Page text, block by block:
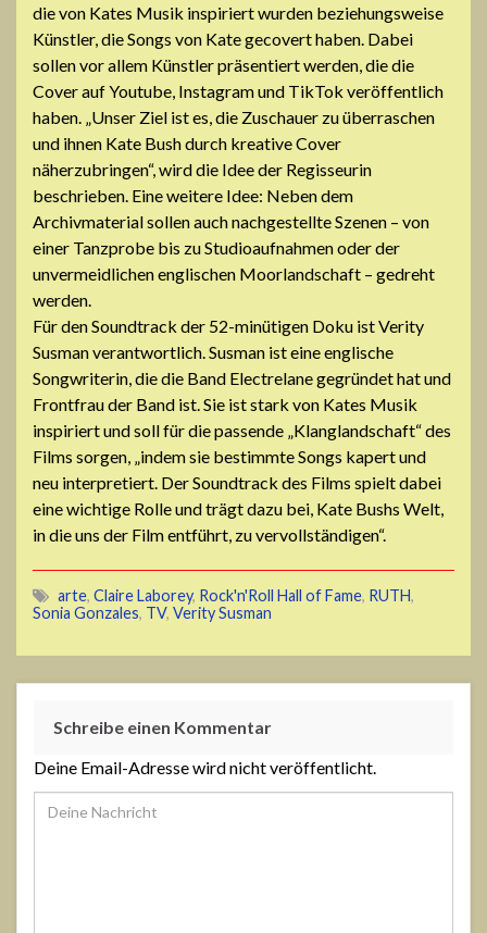
die von Kates Musik inspiriert wurden beziehungsweise
Künstler, die Songs von Kate gecovert haben. Dabei
sollen vor allem Künstler präsentiert werden, die die
Cover auf Youtube, Instagram und TikTok veröffentlich
haben. „Unser Ziel ist es, die Zuschauer zu überraschen
und ihnen Kate Bush durch kreative Cover
näherzubringen“, wird die Idee der Regisseurin
beschrieben. Eine weitere Idee: Neben dem
Archivmaterial sollen auch nachgestellte Szenen – von
einer Tanzprobe bis zu Studioaufnahmen oder der
unvermeidlichen englischen Moorlandschaft – gedreht
werden.
Für den Soundtrack der 52-minütigen Doku ist Verity
Susman verantwortlich. Susman ist eine englische
Songwriterin, die die Band Electrelane gegründet hat und
Frontfrau der Band ist. Sie ist stark von Kates Musik
inspiriert und soll für die passende „Klanglandschaft“ des
Films sorgen, „indem sie bestimmte Songs kapert und
neu interpretiert. Der Soundtrack des Films spielt dabei
eine wichtige Rolle und trägt dazu bei, Kate Bushs Welt,
in die uns der Film entführt, zu vervollständigen“.
arte, Claire Laborey, Rock'n'Roll Hall of Fame, RUTH,
Sonia Gonzales, TV, Verity Susman
Schreibe einen Kommentar
Deine Email-Adresse wird nicht veröffentlicht.